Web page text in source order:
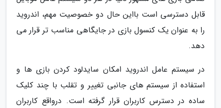
قابل دسترسی است بااین حال دو خصوصیت مهم، اندروید
را به عنوان یک کنسول بازی در جایگاهی مناسب تر قرار می
دهد.
در سیستم عامل اندروید امکان سایدلود کردن بازی ها و
استفاده از سیستم های جانبی تغییر و تقلب با چند کلیک
ساده در دسترس کاربران قرار گرفته است. درواقع کاربران